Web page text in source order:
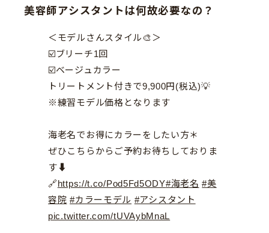
美容師アシスタントは何故必要なの？
＜モデルさんスタイル🎨＞
☑️ブリーチ1回
☑️ベージュカラー
トリートメント付きで9,900円(税込)💡
※練習モデル価格となります
海老名でお得にカラーをしたい方＊
ぜひこちらからご予約お待ちしておりま
す⬇️
🔗https://t.co/Pod5Fd5ODY#海老名 #美
容院 #カラーモデル #アシスタント
pic.twitter.com/tUVAybMnaL